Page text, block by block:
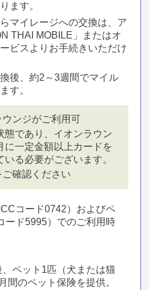
ます。
マイレージへの交換は、ア
THAI MOBILE」またはオ
ビスよりお手続きいただけ
後、約2～3週間でマイル
す。
ンジがご利用可
態であり、イオンラウン
に一定金額以上カードを
いる必要がございます。
ご確認ください
コード0742）およびペ
ード5995）でのご利用時
ペット1匹（犬または猫
間のペット保険を提供。